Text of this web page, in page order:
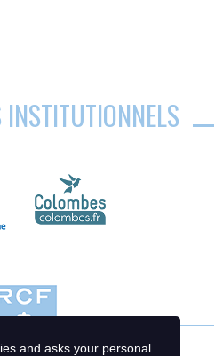
and asks your personal